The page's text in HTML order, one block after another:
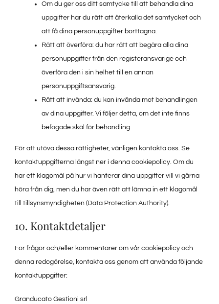
Om du ger oss ditt samtycke till att behandla dina
uppgifter har du rätt att återkalla det samtycket och
att få dina personuppgifter borttagna.
Rätt att överföra: du har rätt att begära alla dina
personuppgifter från den registeransvarige och
överföra den i sin helhet till en annan
personuppgiftsansvarig.
Rätt att invända: du kan invända mot behandlingen
av dina uppgifter. Vi följer detta, om det inte finns
befogade skäl för behandling.
För att utöva dessa rättigheter, vänligen kontakta oss. Se
kontaktuppgifterna längst ner i denna cookiepolicy. Om du
har ett klagomål på hur vi hanterar dina uppgifter vill vi gärna
höra från dig, men du har även rätt att lämna in ett klagomål
till tillsynsmyndigheten (Data Protection Authority).
10. Kontaktdetaljer
För frågor och/eller kommentarer om vår cookiepolicy och
denna redogörelse, kontakta oss genom att använda följande
kontaktuppgifter:
Granducato Gestioni srl